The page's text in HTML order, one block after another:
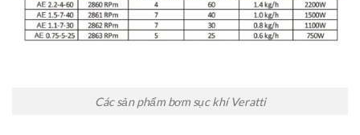
Các sản phẩm bơm sục khí Veratti